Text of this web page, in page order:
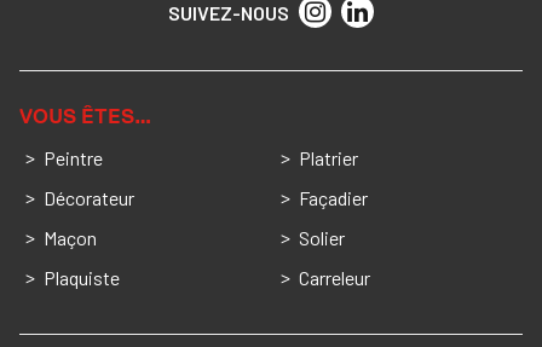
SUIVEZ-NOUS
VOUS ÊTES…
Peintre
Décorateur
Maçon
Plaquiste
Platrier
Façadier
Solier
Carreleur